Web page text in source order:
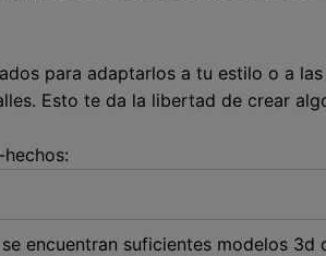
para adaptarlos a tu estilo o a
Esto te da la libertad de crear
encuentran suficientes modelos 3d